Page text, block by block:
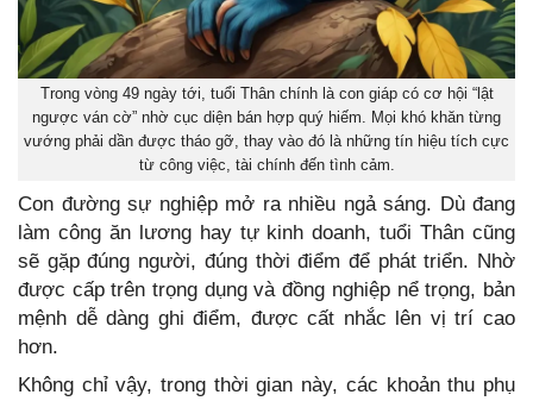
Trong vòng 49 ngày tới, tuổi Thân chính là con giáp có cơ hội “lật
ngược ván cờ” nhờ cục diện bán hợp quý hiếm. Mọi khó khăn từng
vướng phải dần được tháo gỡ, thay vào đó là những tín hiệu tích cực
từ công việc, tài chính đến tình cảm.
Con đường sự nghiệp mở ra nhiều ngả sáng. Dù đang
làm công ăn lương hay tự kinh doanh, tuổi Thân cũng
sẽ gặp đúng người, đúng thời điểm để phát triển. Nhờ
được cấp trên trọng dụng và đồng nghiệp nể trọng, bản
mệnh dễ dàng ghi điểm, được cất nhắc lên vị trí cao
hơn.
Không chỉ vậy, trong thời gian này, các khoản thu phụ